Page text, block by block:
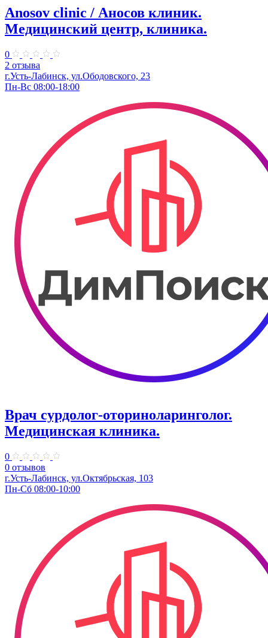
Anosov clinic / Аносов клиник.
Медицинский центр, клиника.
0
2 отзыва
г.Усть-Лабинск, ул.​Ободовского, 23​
Пн-Вс 08:00-18:00
Врач сурдолог-оториноларинголог.
Медицинская клиника.
0
0 отзывов
г.Усть-Лабинск, ул.Октябрьская, 103
Пн-Сб 08:00-10:00